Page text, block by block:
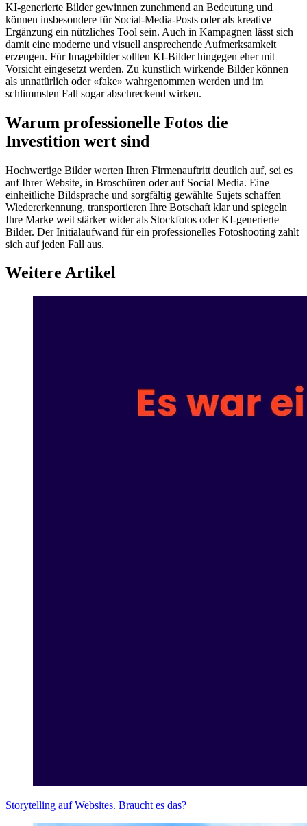
KI-generierte Bilder gewinnen zunehmend an Bedeutung und
können insbesondere für Social-Media-Posts oder als kreative
Ergänzung ein nützliches Tool sein. Auch in Kampagnen lässt sich
damit eine moderne und visuell ansprechende Aufmerksamkeit
erzeugen. Für Imagebilder sollten KI-Bilder hingegen eher mit
Vorsicht eingesetzt werden. Zu künstlich wirkende Bilder können
als unnatürlich oder «fake» wahrgenommen werden und im
schlimmsten Fall sogar abschreckend wirken.
Warum professionelle Fotos die
Investition wert sind
Hochwertige Bilder werten Ihren Firmenauftritt deutlich auf, sei es
auf Ihrer Website, in Broschüren oder auf Social Media. Eine
einheitliche Bildsprache und sorgfältig gewählte Sujets schaffen
Wiedererkennung, transportieren Ihre Botschaft klar und spiegeln
Ihre Marke weit stärker wider als Stockfotos oder KI-generierte
Bilder. Der Initialaufwand für ein professionelles Fotoshooting zahlt
sich auf jeden Fall aus.
Weitere Artikel
Storytelling auf Websites. Braucht es das?